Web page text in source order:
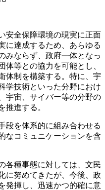
安全保障環境の現実に正面
に達成するため、あらゆる
みならず、政府一体となっ
体等との協力を可能とし、
体制を構築する。特に、宇
学技術といった分野におけ
宇宙、サイバー等の分野の
推進する。
段を体系的に組み合わせる
なコミュニケーションを含
各種事態に対しては、文民
に努めてきたが、今後、政
発揮し、迅速かつ的確に意